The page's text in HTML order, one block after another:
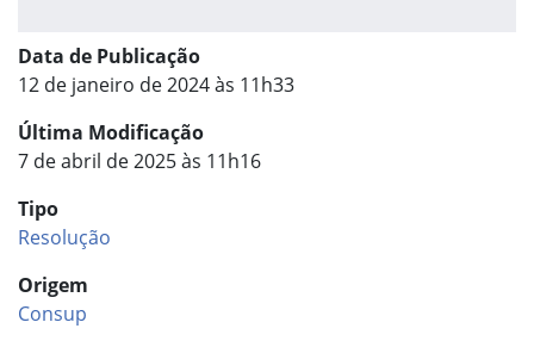
Data de Publicação
12 de janeiro de 2024 às 11h33
Última Modificação
7 de abril de 2025 às 11h16
Tipo
Resolução
Origem
Consup